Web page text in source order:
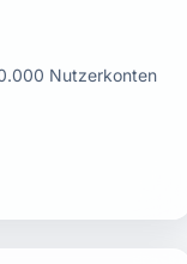
Nutzerkonten